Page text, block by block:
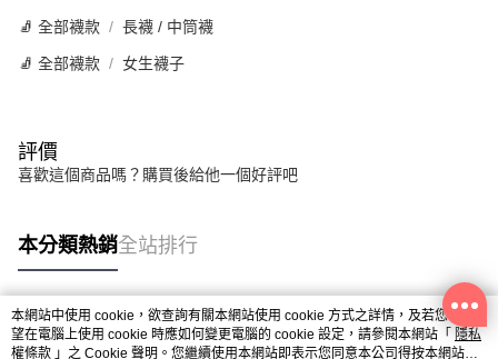
🧦 全部襪款 長襪 / 中筒襪
🧦 全部襪款 女生襪子
評價
喜歡這個商品嗎？購買後給他一個好評吧
本分類熱銷全站排行
熱門標籤
本網站中使用 cookie，欲查詢有關本網站使用 cookie 方式之詳情，及若您不希
望在電腦上使用 cookie 時應如何變更電腦的 cookie 設定，請參閱本網站「 隱私
權條款 」之 Cookie 聲明。您繼續使用本網站即表示您同意本公司得按本網站使